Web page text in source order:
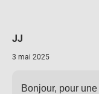
JJ
3 mai 2025
Bonjour, pour